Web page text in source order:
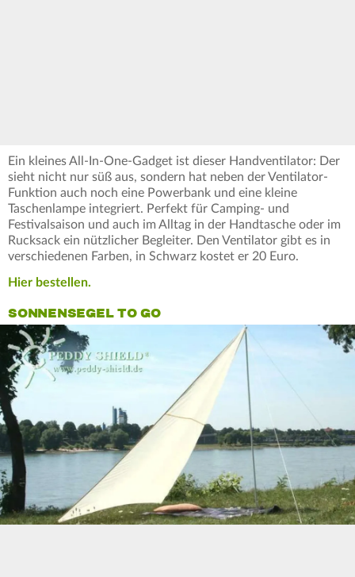
Ein kleines All-In-One-Gadget ist dieser Handventilator: Der
sieht nicht nur süß aus, sondern hat neben der Ventilator-
Funktion auch noch eine Powerbank und eine kleine
Taschenlampe integriert. Perfekt für Camping- und
Festivalsaison und auch im Alltag in der Handtasche oder im
Rucksack ein nützlicher Begleiter. Den Ventilator gibt es in
verschiedenen Farben, in Schwarz kostet er 20 Euro.
Hier bestellen.
SONNENSEGEL TO GO